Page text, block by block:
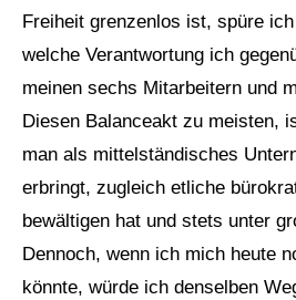
Freiheit grenzenlos ist, spüre
welche Verantwortung ich
meinen sechs Mitarbeitern und
Diesen Balanceakt zu meisten,
man als mittelständisches
erbringt, zugleich etliche
bewältigen hat und stets unter
Dennoch, wenn ich mich heute
könnte, würde ich denselben